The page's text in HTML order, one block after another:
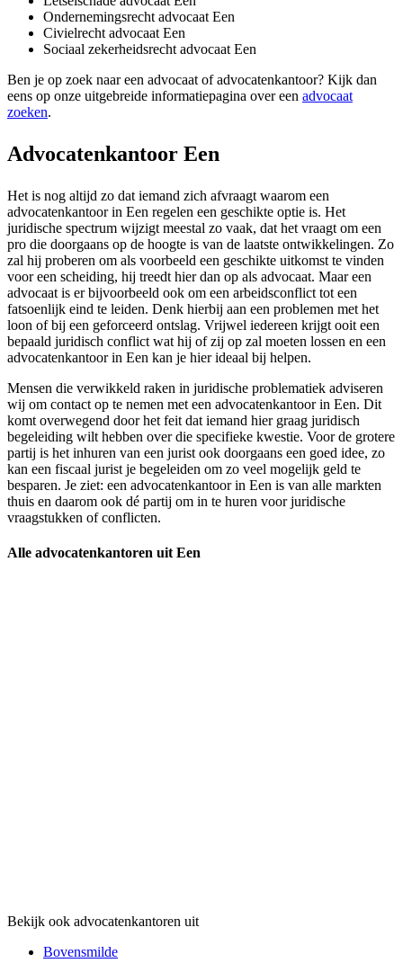
Ondernemingsrecht advocaat Een
Civielrecht advocaat Een
Sociaal zekerheidsrecht advocaat Een
Ben je op zoek naar een advocaat of advocatenkantoor? Kijk dan
eens op onze uitgebreide informatiepagina over een advocaat
zoeken.
Advocatenkantoor Een
Het is nog altijd zo dat iemand zich afvraagt waarom een
advocatenkantoor in Een regelen een geschikte optie is. Het
juridische spectrum wijzigt meestal zo vaak, dat het vraagt om een
pro die doorgaans op de hoogte is van de laatste ontwikkelingen. Zo
zal hij proberen om als voorbeeld een geschikte uitkomst te vinden
voor een scheiding, hij treedt hier dan op als advocaat. Maar een
advocaat is er bijvoorbeeld ook om een arbeidsconflict tot een
fatsoenlijk eind te leiden. Denk hierbij aan een problemen met het
loon of bij een geforceerd ontslag. Vrijwel iedereen krijgt ooit een
bepaald juridisch conflict wat hij of zij op zal moeten lossen en een
advocatenkantoor in Een kan je hier ideaal bij helpen.
Mensen die verwikkeld raken in juridische problematiek adviseren
wij om contact op te nemen met een advocatenkantoor in Een. Dit
komt overwegend door het feit dat iemand hier graag juridisch
begeleiding wilt hebben over die specifieke kwestie. Voor de grotere
partij is het inhuren van een jurist ook doorgaans een goed idee, zo
kan een fiscaal jurist je begeleiden om zo veel mogelijk geld te
besparen. Je ziet: een advocatenkantoor in Een is van alle markten
thuis en daarom ook dé partij om in te huren voor juridische
vraagstukken of conflicten.
Alle advocatenkantoren uit Een
Bekijk ook advocatenkantoren uit
Bovensmilde